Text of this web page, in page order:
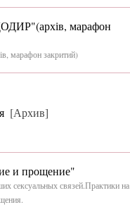
марафон
закритий)
[Архив]
и прощение"
сексуальных связей.Практики на